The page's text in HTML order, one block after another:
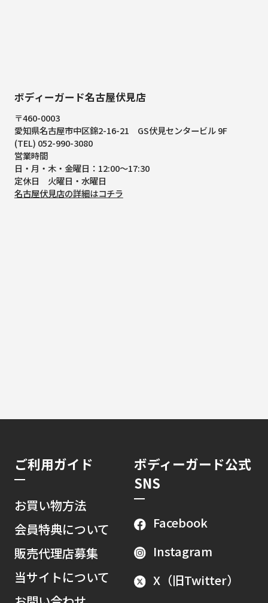
ボディーガード名古屋伏見店
〒460-0003
愛知県名古屋市中区錦2-16-21 GS伏見センタービル 9F
(TEL) 052-990-3080
営業時間
日・月・木・金曜日：12:00～17:30
定休日 火曜日・水曜日
名古屋伏見店の詳細はコチラ
ご利用ガイド
お買い物方法
会員特典について
販売代理店募集
当サイトについて
ボディーガード公式
SNS
Facebook
Instagram
X（旧Twitter）